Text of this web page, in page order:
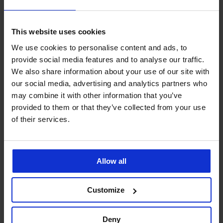
This website uses cookies
We use cookies to personalise content and ads, to
provide social media features and to analyse our traffic.
We also share information about your use of our site with
our social media, advertising and analytics partners who
may combine it with other information that you’ve
provided to them or that they’ve collected from your use
of their services.
Allow all
Customize
Deny
4,8
Podprsenka
Michelle
nevyztužená
1 399
4,8
BESTSELLER
Podprsenka
Luisse
1 499
Kč
4,7
Podprsenka
Maja
582
nevyztužená
bez
1 299
Kč